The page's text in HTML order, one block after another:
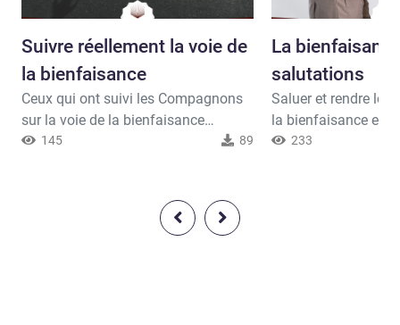
Suivre réellement la voie de
la bienfaisance
Ceux qui ont suivi les Compagnons
sur la voie de la bienfaisance
concernant la croyance, les paroles
Allah pour leur obéissance à Allah et
à Son Prophète.Allah, exalté soit-Il, a
145 89
La
salutations
Saluer et rendre le
la bienfaisance
prône l'islam.Allah,
233